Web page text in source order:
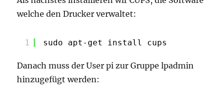
welche den Drucker verwaltet:
1 sudo apt-get install cups
Danach muss der User pi zur Gruppe lpadmin
hinzugefügt werden: